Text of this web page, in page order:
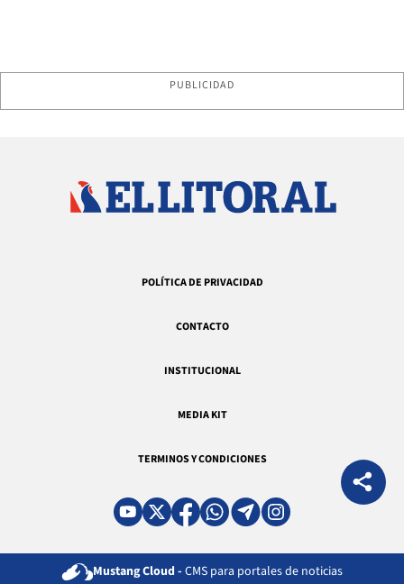
PUBLICIDAD
POLÍTICA DE PRIVACIDAD
CONTACTO
INSTITUCIONAL
MEDIA KIT
TERMINOS Y CONDICIONES
Mustang Cloud - CMS para portales de noticias